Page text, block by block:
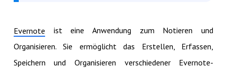
Evernote ist eine Anwendung zum Notieren und
Organisieren. Sie ermöglicht das Erstellen, Erfassen,
Speichern und Organisieren verschiedener Evernote-